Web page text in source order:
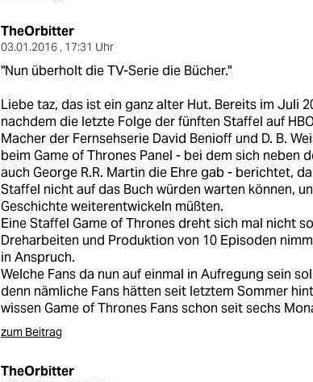
TheOrbitter
03.01.2016 , 17:31 Uhr
"Nun überholt die TV-Serie die Bücher."
Liebe taz, das ist ein ganz alter Hut. Bereits im Juli
nachdem die letzte Folge der fünften Staffel auf
Macher der Fernsehserie David Benioff und D. B.
beim Game of Thrones Panel - bei dem sich neben
auch George R.R. Martin die Ehre gab - berichtet,
Staffel nicht auf das Buch würden warten können,
Geschichte weiterentwickeln müßten.
Eine Staffel Game of Thrones dreht sich mal nicht
Dreharbeiten und Produktion von 10 Episoden
in Anspruch.
Welche Fans da nun auf einmal in Aufregung sein
denn nämliche Fans hätten seit letztem Sommer
wissen Game of Thrones Fans schon seit sechs
zum Beitrag
TheOrbitter